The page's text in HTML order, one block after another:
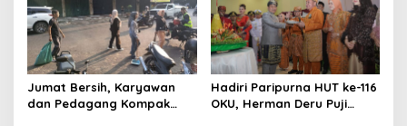
Jumat Bersih, Karyawan
dan Pedagang Kompak
Hadiri Paripurna HUT ke-116
OKU, Herman Deru Puji